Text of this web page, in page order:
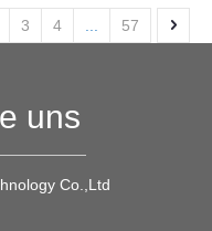
3 4 57
uns
Co.,Ltd